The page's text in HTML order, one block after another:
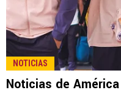
NOTICIAS
Noticias de